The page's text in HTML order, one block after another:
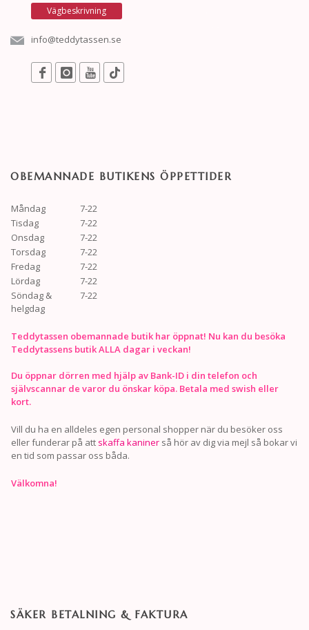
Vägbeskrivning
info@teddytassen.se
OBEMANNADE BUTIKENS ÖPPETTIDER
Måndag
7-22
Tisdag
7-22
Onsdag
7-22
Torsdag
7-22
Fredag
7-22
Lördag
7-22
Söndag &
helgdag
7-22
Teddytassen obemannade butik har öppnat! Nu kan du besöka
Teddytassens butik ALLA dagar i veckan!
Du öppnar dörren med hjälp av Bank-ID i din telefon och
självscannar de varor du önskar köpa. Betala med swish eller
kort.
Vill du ha en alldeles egen personal shopper när du besöker oss
eller funderar på att skaffa kaniner så hör av dig via mejl så bokar vi
en tid som passar oss båda.
Välkomna!
SÄKER BETALNING & FAKTURA